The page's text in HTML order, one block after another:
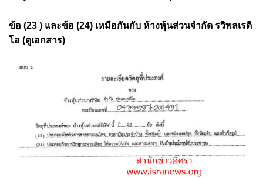
ข้อ (23 ) และข้อ (24) เหมือกันกับ ห้างหุ้นส่วนจำกัด รวิพลเรดิ
โอ (ดูเอกสาร)